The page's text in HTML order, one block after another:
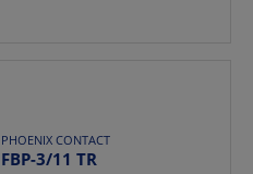
PHOENIX CONTACT
FBP-3/11 TR